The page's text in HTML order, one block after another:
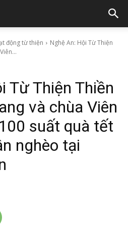
động từ thiện
Nghệ An: Hội Từ Thiện
Từ Thiện Thiền
và chùa Viên
suất quà tết
nghèo tại